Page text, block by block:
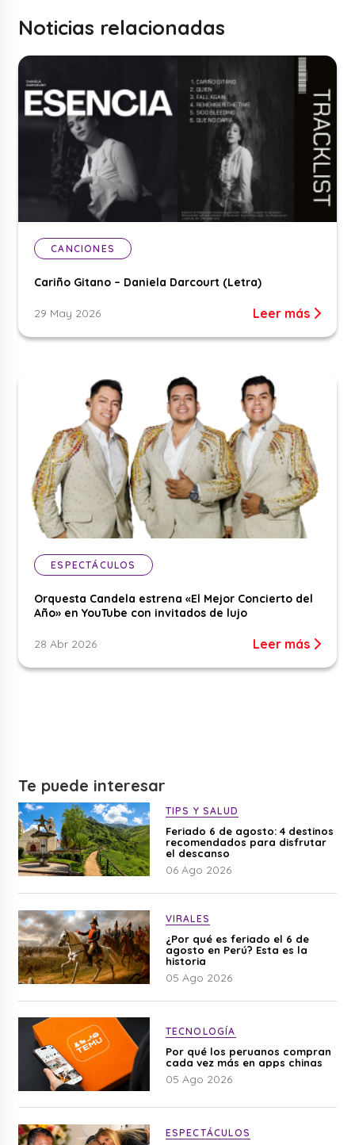
Noticias relacionadas
CANCIONES
Cariño Gitano – Daniela Darcourt (Letra)
29 May 2026 Leer más
ESPECTÁCULOS
Orquesta Candela estrena «El Mejor Concierto del
Año» en YouTube con invitados de lujo
28 Abr 2026 Leer más
Te puede interesar
TIPS Y SALUD
Feriado 6 de agosto: 4 destinos
recomendados para disfrutar
el descanso
06 Ago 2026
VIRALES
¿Por qué es feriado el 6 de
agosto en Perú? Esta es la
historia
05 Ago 2026
TECNOLOGÍA
Por qué los peruanos compran
cada vez más en apps chinas
05 Ago 2026
ESPECTÁCULOS